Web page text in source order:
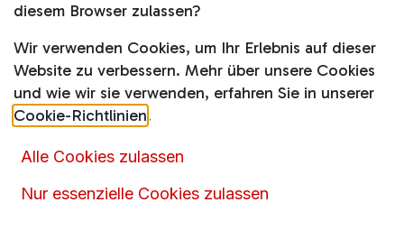
WWR860WPS
PWash2.0&TDosXL&WiFi Lotosweiß
Produktdatenblatt
1.599,00€ inkl. MwSt.
diesem Browser zulassen?
Wir verwenden Cookies, um Ihr Erlebnis auf dieser
Website zu verbessern. Mehr über unsere Cookies
und wie wir sie verwenden, erfahren Sie in unserer
Cookie-Richtlinien.
Alle Cookies zulassen
Nur essenzielle Cookies zulassen